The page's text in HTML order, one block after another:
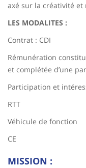
axé sur la créativité et
LES MODALITES :
Contrat : CDI
Rémunération
et complétée d’une
Participation et
RTT
Véhicule de fonction
CE
MISSION :